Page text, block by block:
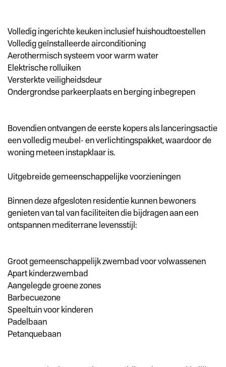
Volledig ingerichte keuken inclusief huishoudtoestellen
Volledig geïnstalleerde airconditioning
Aerothermisch systeem voor warm water
Elektrische rolluiken
Versterkte veiligheidsdeur
Ondergrondse parkeerplaats en berging inbegrepen
Bovendien ontvangen de eerste kopers als lanceringsactie
een volledig meubel- en verlichtingspakket, waardoor de
woning meteen instapklaar is.
Uitgebreide gemeenschappelijke voorzieningen
Binnen deze afgesloten residentie kunnen bewoners
genieten van tal van faciliteiten die bijdragen aan een
ontspannen mediterrane levensstijl:
Groot gemeenschappelijk zwembad voor volwassenen
Apart kinderzwembad
Aangelegde groene zones
Barbecuezone
Speeltuin voor kinderen
Padelbaan
Petanquebaan